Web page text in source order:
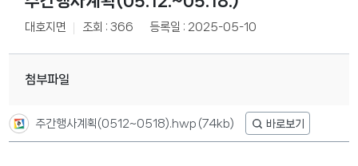
대호지면 조회 : 366 등록일 : 2025-05-10
첨부파일
주간행사계획(0512~0518).hwp (74kb)